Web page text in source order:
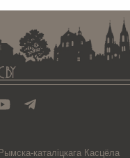
Рымска-каталіцкага Касцёла